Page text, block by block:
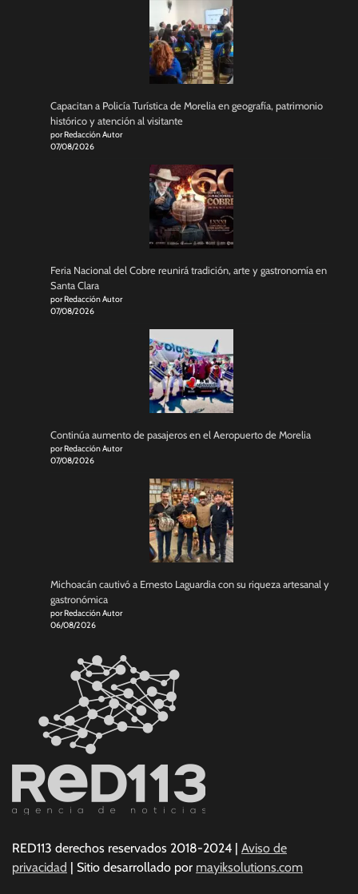
Capacitan a Policía Turística de Morelia en geografía, patrimonio
histórico y atención al visitante
por Redacción Autor
07/08/2026
Feria Nacional del Cobre reunirá tradición, arte y gastronomía en
Santa Clara
por Redacción Autor
07/08/2026
Continúa aumento de pasajeros en el Aeropuerto de Morelia
por Redacción Autor
07/08/2026
Michoacán cautivó a Ernesto Laguardia con su riqueza artesanal y
gastronómica
por Redacción Autor
06/08/2026
RED113 derechos reservados 2018-2024 | Aviso de
privacidad | Sitio desarrollado por mayiksolutions.com